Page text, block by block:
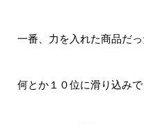
一番、力を入れた商品だ
何とか１０位に滑り込みで